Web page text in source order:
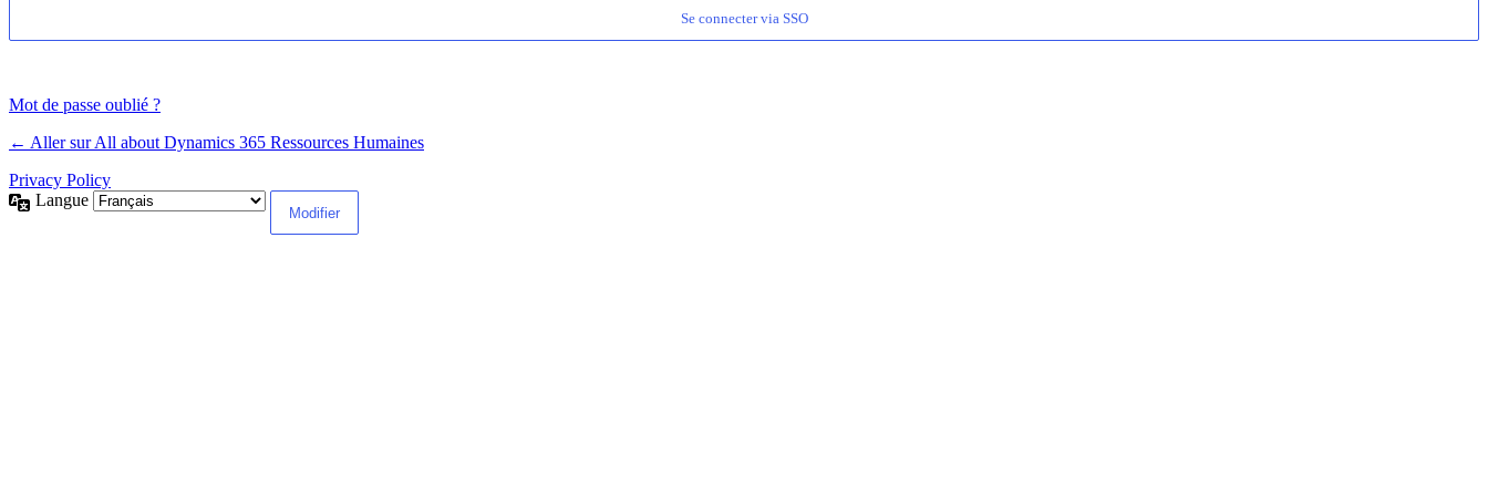
Se connecter via SSO
Mot de passe oublié ?
← Aller sur All about Dynamics 365 Ressources Humaines
Privacy Policy
Langue